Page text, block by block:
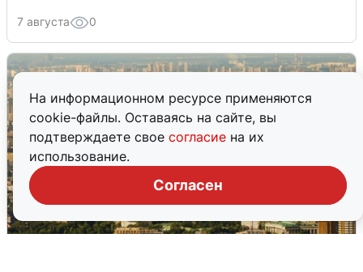
На информационном ресурсе применяются
cookie-файлы. Оставаясь на сайте, вы
подтверждаете свое согласие на их
использование.
Согласен
7 августа 0